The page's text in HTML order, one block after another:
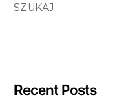
SZUKAJ
Recent Posts